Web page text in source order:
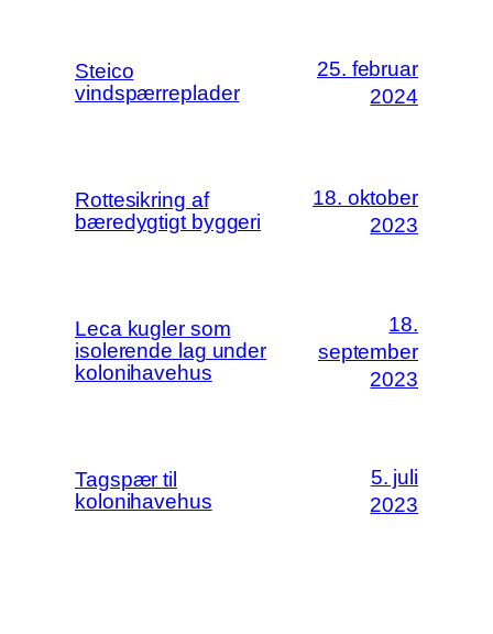
Steico
vindspærreplader
25. februar
2024
Rottesikring af
bæredygtigt byggeri
18. oktober
2023
Leca kugler som
isolerende lag under
kolonihavehus
18.
september
2023
Tagspær til
kolonihavehus
5. juli
2023